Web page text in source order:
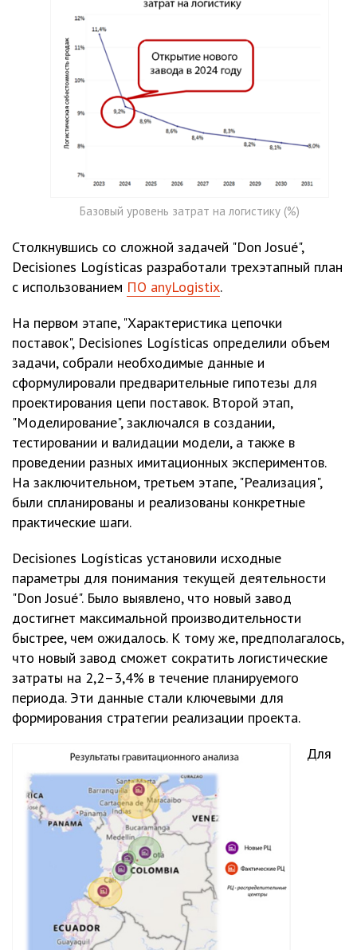
Базовый уровень затрат на логистику (%)
Столкнувшись со сложной задачей "Don Josué",
Decisiones Logísticas разработали трехэтапный план
с использованием ПО anyLogistix.
На первом этапе, "Характеристика цепочки
поставок", Decisiones Logísticas определили объем
задачи, собрали необходимые данные и
сформулировали предварительные гипотезы для
проектирования цепи поставок. Второй этап,
"Моделирование", заключался в создании,
тестировании и валидации модели, а также в
проведении разных имитационных экспериментов.
На заключительном, третьем этапе, "Реализация",
были спланированы и реализованы конкретные
практические шаги.
Decisiones Logísticas установили исходные
параметры для понимания текущей деятельности
"Don Josué". Было выявлено, что новый завод
достигнет максимальной производительности
быстрее, чем ожидалось. К тому же, предполагалось,
что новый завод сможет сократить логистические
затраты на 2,2–3,4% в течение планируемого
периода. Эти данные стали ключевыми для
формирования стратегии реализации проекта.
Для